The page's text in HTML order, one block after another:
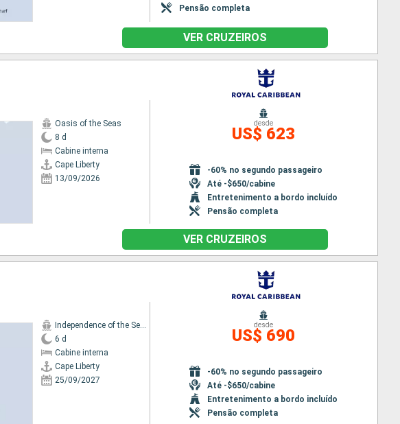
Pensão completa
VER CRUZEIROS
Oasis of the Seas
8 d
Cabine interna
Cape Liberty
13/09/2026
desde
US$ 623
-60% no segundo passageiro
Até -$650/cabine
Entretenimento a bordo incluído
Pensão completa
VER CRUZEIROS
Independence of the Seas
6 d
Cabine interna
Cape Liberty
25/09/2027
desde
US$ 690
-60% no segundo passageiro
Até -$650/cabine
Entretenimento a bordo incluído
Pensão completa